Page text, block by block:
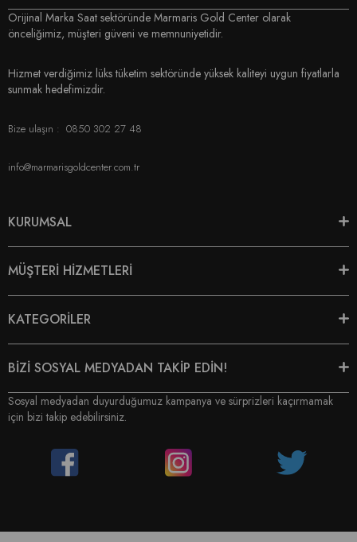
Orijinal Marka Saat sektöründe Marmaris Gold Center olarak
önceliğimiz, müşteri güveni ve memnuniyetidir.
Hizmet verdiğimiz lüks tüketim sektöründe yüksek kaliteyi uygun fiyatlarla
sunmak hedefimizdir.
Bize ulaşın : 0850 302 27 48
info@marmarisgoldcenter.com.tr
KURUMSAL
MÜŞTERİ HİZMETLERİ
KATEGORİLER
BİZİ SOSYAL MEDYADAN TAKİP EDİN!
Sosyal medyadan duyurduğumuz kampanya ve sürprizleri kaçırmamak
için bizi takip edebilirsiniz.